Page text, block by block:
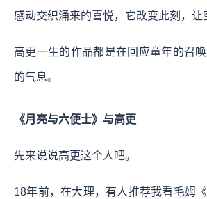
感动交织涌来的喜悦，它改变此刻，让
高更一生的作品都是在回应童年的召
的气息。
《月亮与六便士》与高更
先来说说高更这个人吧。
18年前，在大理，有人推荐我看毛姆